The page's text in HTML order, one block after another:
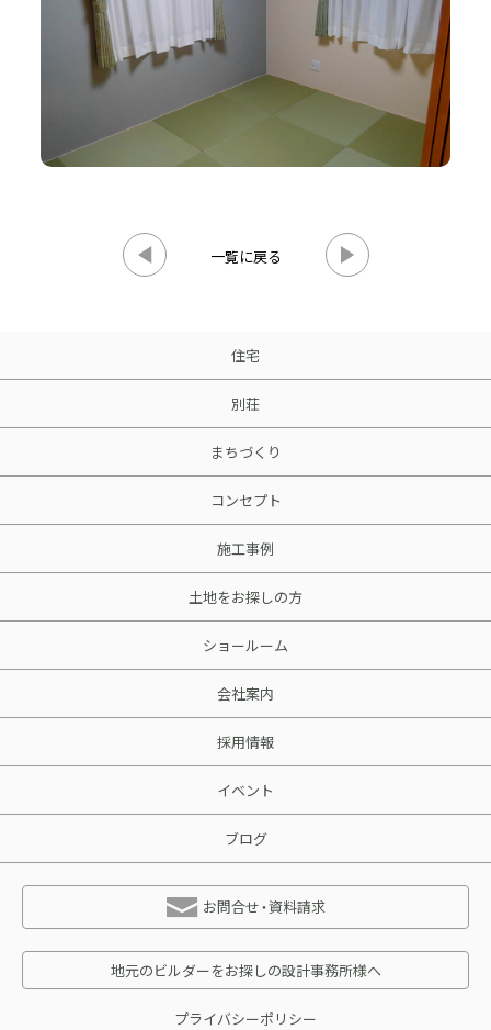
一覧に戻る
住宅
別荘
まちづくり
コンセプト
施工事例
土地をお探しの方
ショールーム
会社案内
採用情報
イベント
ブログ
お問合せ・資料請求
地元のビルダーをお探しの設計事務所様へ
プライバシーポリシー